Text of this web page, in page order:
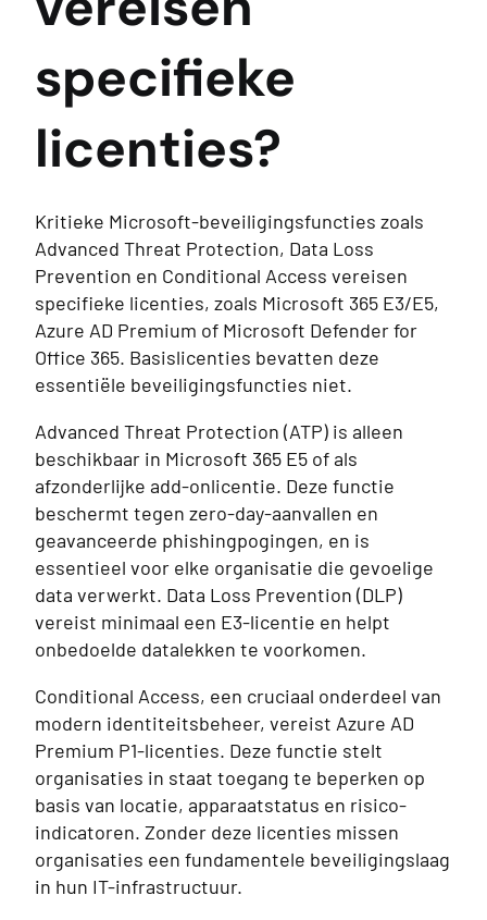
specifieke
licenties?
Kritieke Microsoft-beveiligingsfuncties zoals
Advanced Threat Protection, Data Loss
Prevention en Conditional Access vereisen
specifieke licenties, zoals Microsoft 365 E3/E5,
Azure AD Premium of Microsoft Defender for
Office 365. Basislicenties bevatten deze
essentiële beveiligingsfuncties niet.
Advanced Threat Protection (ATP) is alleen
beschikbaar in Microsoft 365 E5 of als
afzonderlijke add-onlicentie. Deze functie
beschermt tegen zero-day-aanvallen en
geavanceerde phishingpogingen, en is
essentieel voor elke organisatie die gevoelige
data verwerkt. Data Loss Prevention (DLP)
vereist minimaal een E3-licentie en helpt
onbedoelde datalekken te voorkomen.
Conditional Access, een cruciaal onderdeel van
modern identiteitsbeheer, vereist Azure AD
Premium P1-licenties. Deze functie stelt
organisaties in staat toegang te beperken op
basis van locatie, apparaatstatus en risico-
indicatoren. Zonder deze licenties missen
organisaties een fundamentele beveiligingslaag
in hun IT-infrastructuur.